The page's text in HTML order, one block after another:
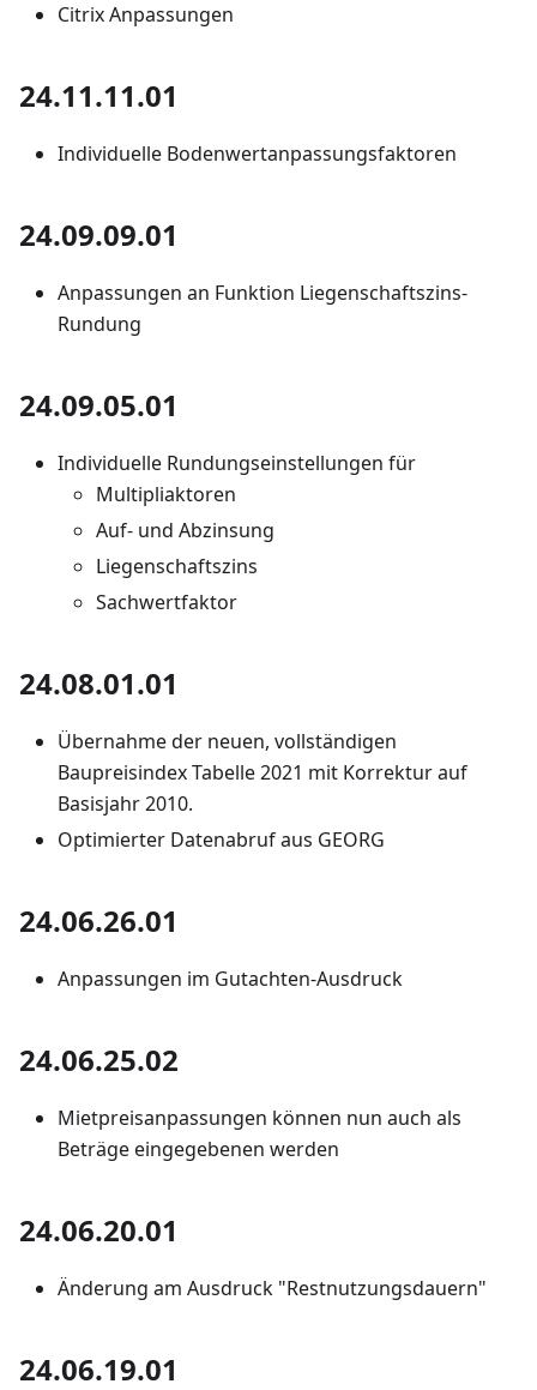
Citrix Anpassungen
24.11.11.01
Individuelle Bodenwertanpassungsfaktoren
24.09.09.01
Anpassungen an Funktion Liegenschaftszins-
Rundung
24.09.05.01
Individuelle Rundungseinstellungen für
Multipliaktoren
Auf- und Abzinsung
Liegenschaftszins
Sachwertfaktor
24.08.01.01
Übernahme der neuen, vollständigen
Baupreisindex Tabelle 2021 mit Korrektur auf
Basisjahr 2010.
Optimierter Datenabruf aus GEORG
24.06.26.01
Anpassungen im Gutachten-Ausdruck
24.06.25.02
Mietpreisanpassungen können nun auch als
Beträge eingegebenen werden
24.06.20.01
Änderung am Ausdruck "Restnutzungsdauern"
24.06.19.01